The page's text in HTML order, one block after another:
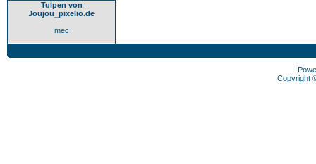
Tulpen von
Joujou_pixelio.de
mec
Copyright